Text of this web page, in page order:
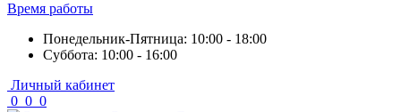
Время работы
Понедельник-Пятница: 10:00 - 18:00
Суббота: 10:00 - 16:00
Личный кабинет
0 0 0